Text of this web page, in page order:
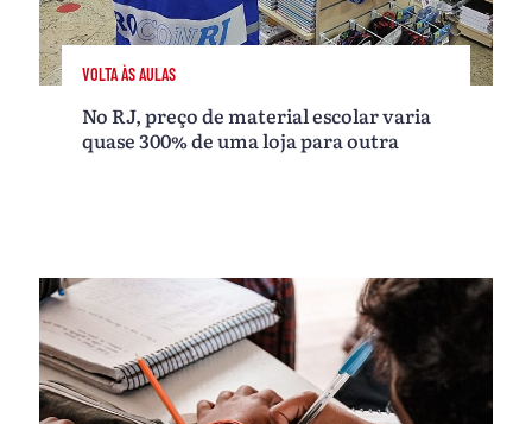
VOLTA ÀS AULAS
No RJ, preço de material escolar varia
quase 300% de uma loja para outra